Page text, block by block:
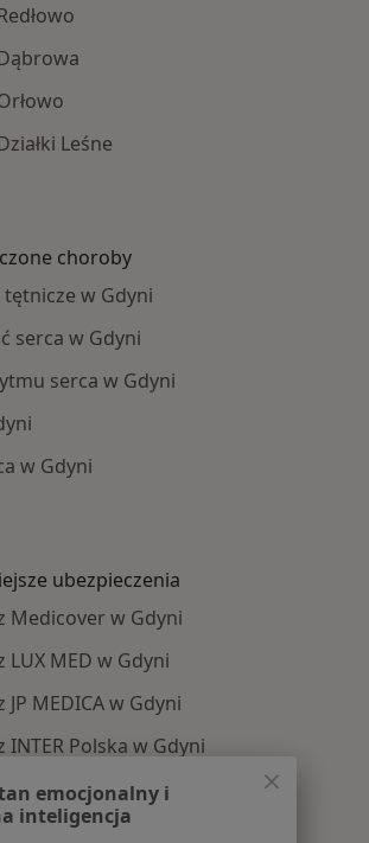
Leśne
choroby
w Gdyni
serca w Gdyni
serca w Gdyni
w Gdyni
ubezpieczenia
Medicover w Gdyni
LUX MED w Gdyni
MEDICA w Gdyni
INTER Polska w Gdyni
Asekuracja w Gdyni
emocjonalny i
inteligencja